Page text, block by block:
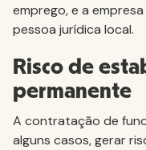
emprego, e a
pessoa jurídica local.
Risco de
permanente
A contratação de
alguns casos, gerar